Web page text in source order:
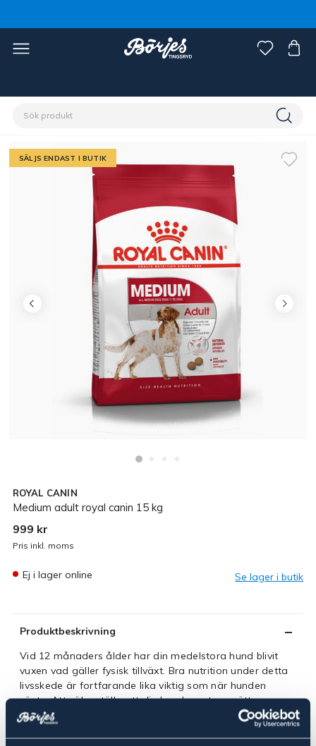
SÄLJS ENDAST I BUTIK
ROYAL CANIN
Medium adult royal canin 15 kg
999 kr
Pris inkl. moms
Ej i lager online Se lager i butik
Produktbeskrivning
Vid 12 månaders ålder har din medelstora hund blivit
vuxen vad gäller fysisk tillväxt. Bra nutrition under detta
livsskede är fortfarande lika viktig som när hunden
växte. Att säkerställa att din hunds mat ger rätt
näringsämnen i rätt mängd är nyckeln till att stödja och
bibehålla god hälsa. ROYAL CANIN® Medium Adult